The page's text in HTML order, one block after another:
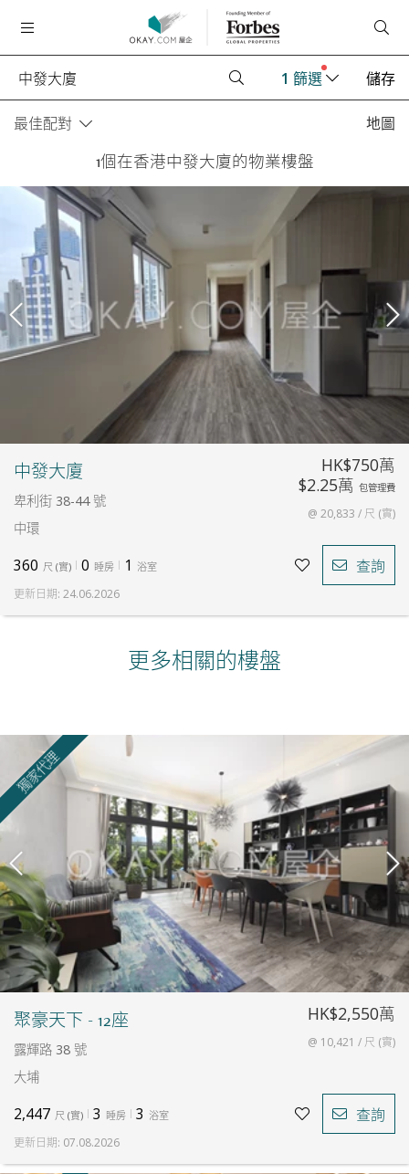
1 篩選 儲存
最佳配對 地圖
1個在香港中發大廈的物業樓盤
中發大廈
卑利街 38-44 號
中環
HK$750萬
$2.25萬 包管理費
@ 20,833 / 尺 (實)
360 尺 (實) 0 睡房 1 浴室 查詢
更新日期: 24.06.2026
更多相關的樓盤
聚豪天下 - 12座
露輝路 38 號
大埔
HK$2,550萬
@ 10,421 / 尺 (實)
2,447 尺 (實) 3 睡房 3 浴室 查詢
更新日期: 07.08.2026
獨家代理